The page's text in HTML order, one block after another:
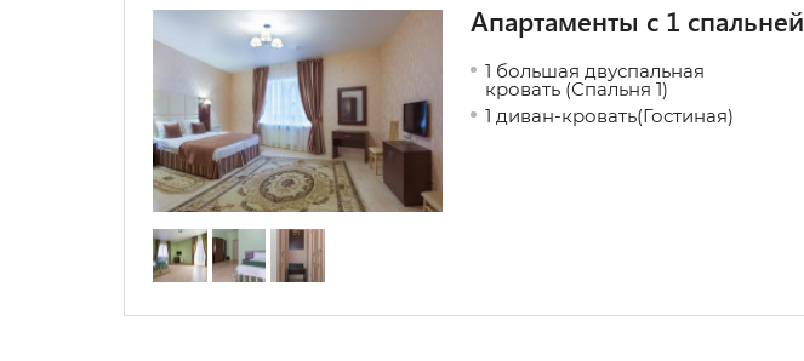
Апартаменты с 1 спальней
1 большая двуспальная
кровать (Спальня 1)
1 диван-кровать(Гостиная)